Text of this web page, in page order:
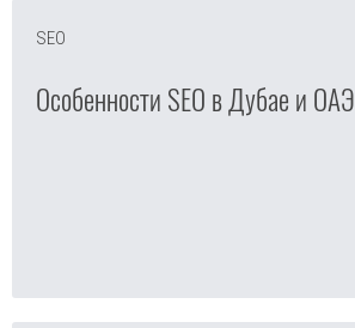
SEO
Особенности SEO в Дубае и ОАЭ